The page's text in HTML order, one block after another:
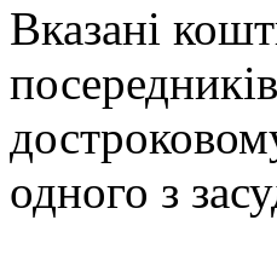
Вказані
одного з